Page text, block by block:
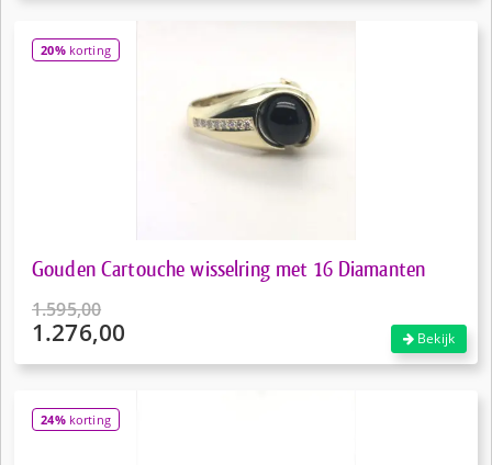
is:
€1.345,00.
20%korting
Gouden Cartouche wisselring met 16 Diamanten
1.595,00
Oorspronkelijke
1.276,00
is:
€1.276,00.
Bekijk
24%korting